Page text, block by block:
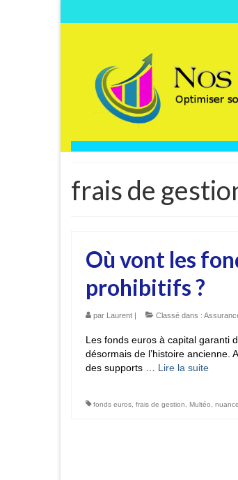
frais de
Où vont les
prohibitifs ?
par Laurent Classé dans :
Les fonds euros à capital garanti
désormais de l’histoire ancienne.
des supports … Lire la suite­­
fonds euros, frais de gestion, Multéo,